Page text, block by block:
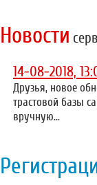
Новости
14-08-2018,
Друзья, новое
трастовой базы
вручную...